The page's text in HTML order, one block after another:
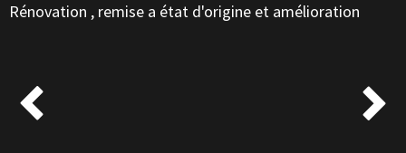
Rénovation , remise a état d'origine et amélioration
 